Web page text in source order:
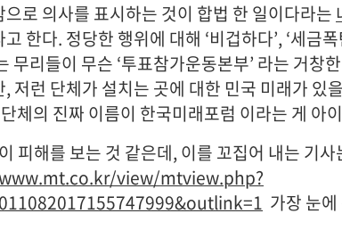
로 의사를 표시하는 것이 합법 한 일이다라는
한다. 정당한 행위에 대해 ‘비겁하다’, ‘세금
무리들이 무슨 ‘투표참가운동본부’ 라는 거창
저런 단체가 설치는 곳에 대한 민국 미래가 있
체의 진짜 이름이 한국미래포럼 이라는 게 아
피해를 보는 것 같은데, 이를 꼬집어 내는 기사
view/mtview.php?
가장 눈